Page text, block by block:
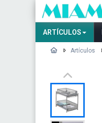
ARTÍCULOS
Artículos